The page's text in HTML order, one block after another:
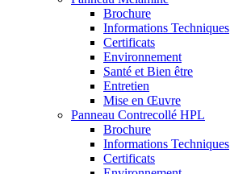
Brochure
Informations Techniques
Certificats
Environnement
Santé et Bien être
Entretien
Mise en Œuvre
Panneau Contrecollé HPL
Brochure
Informations Techniques
Certificats